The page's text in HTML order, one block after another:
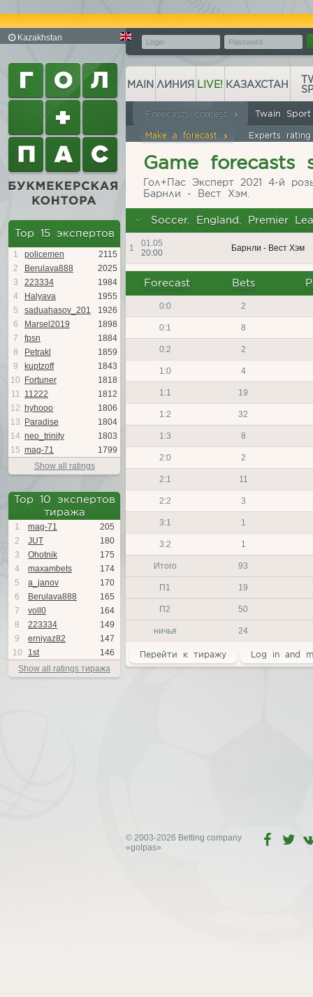
Kazakhstan
Top 15 экспертов
1 policemen
2115
2
Berulava888
2025
3
223334
1984
4
Halyava
1955
5
saduahasov_201
1926
6
Marsel2019
1898
7
fpsn
1884
8
Petrakl
1859
9
kuptzoff
1843
10
Fortuner
1818
11 11222
1812
12
hyhooo
1806
13
Paradise
1804
14 neo_trinity
1803
15 mag-71
1799
Show all ratings
Top 10 экспертов
тиража
1 mag-71
205
2
JUT
180
3
Ohotnik
175
4
maxambets
174
5
a_janov
170
6
Berulava888
165
7
voll0
164
8
223334
149
9
erniyaz82
147
10
1st
146
Show all ratings тиража
MAIN ЛИНИЯ LIVE! КАЗАХСТАН
Forecasts contest
Make a forecast Experts
Twain
Game forecasts
Гол+Пас Эксперт 2021 4-й
Барнли - Вест Хэм.
Soccer. England. Premier
1
01.05
20:00
Барнли - Вест Хэм
Forecast Bets
0:0 2
0:1 8
0:2 2
1:0 4
1:1 19
1:2 32
1:3 8
2:0 2
2:1 11
2:2 3
3:1 1
3:2 1
Итого 93
П1 19
П2 50
ничья 24
Перейти к тиражу Log in and
© 2003-2026 Betting company
«golpas»